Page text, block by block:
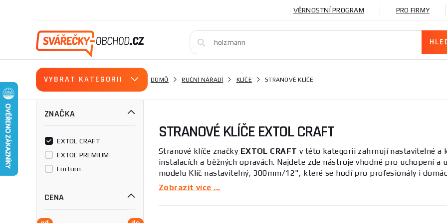
VĚRNOSTNÍ PROGRAM PRO FIRMY
VYBRAT KATEGORII DOMŮ RUČNÍ NÁŘADÍ KLÍČE STRANOVÉ KLÍČE
ZNAČKA
EXTOL CRAFT
EXTOL PREMIUM
Fortum
CENA
STRANOVÉ KLÍČE EXTOL CRAFT
Stranové klíče značky EXTOL CRAFT v této kategorii zahrnují nastavitelné a
instalacích a běžných opravách. Najdete zde nástroje vhodné pro uchopení
modelu Klíč nastavitelný, 300mm/12", které se hodí pro profesionály i
kvalitní stranové klíče. Důležité vlastnosti zahrnují tvrzenou ocel, přesné
Zobrazit více ...